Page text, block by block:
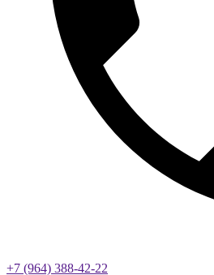
+7 (964) 388-42-22